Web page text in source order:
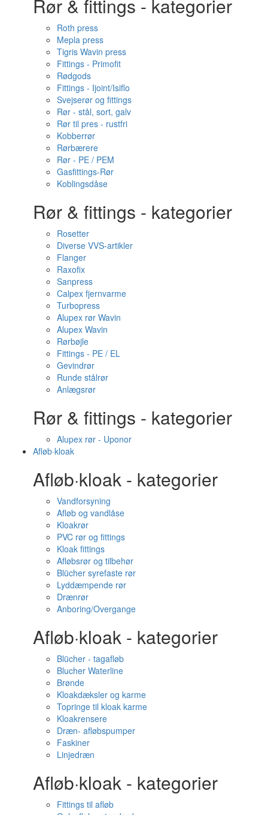
Rør & fittings - kategorier
Roth press
Mepla press
Tigris Wavin press
Fittings - Primofit
Rødgods
Fittings - Ijoint/Isiflo
Svejserør og fittings
Rør - stål, sort, galv
Rør til pres - rustfri
Kobberrør
Rørbærere
Rør - PE / PEM
Gasfittings-Rør
Koblingsdåse
Rør & fittings - kategorier
Rosetter
Diverse VVS-artikler
Flanger
Raxofix
Sanpress
Calpex fjernvarme
Turbopress
Alupex rør Wavin
Alupex Wavin
Rørbøjle
Fittings - PE / EL
Gevindrør
Runde stålrør
Anlægsrør
Rør & fittings - kategorier
Alupex rør - Uponor
Afløb·kloak
Afløb·kloak - kategorier
Vandforsyning
Afløb og vandlåse
Kloakrør
PVC rør og fittings
Kloak fittings
Afløbsrør og tilbehør
Blücher syrefaste rør
Lyddæmpende rør
Drænrør
Anboring/Overgange
Afløb·kloak - kategorier
Blücher - tagafløb
Blucher Waterline
Brønde
Kloakdæksler og karme
Topringe til kloak karme
Kloakrensere
Dræn- afløbspumper
Faskiner
Linjedræn
Afløb·kloak - kategorier
Fittings til afløb